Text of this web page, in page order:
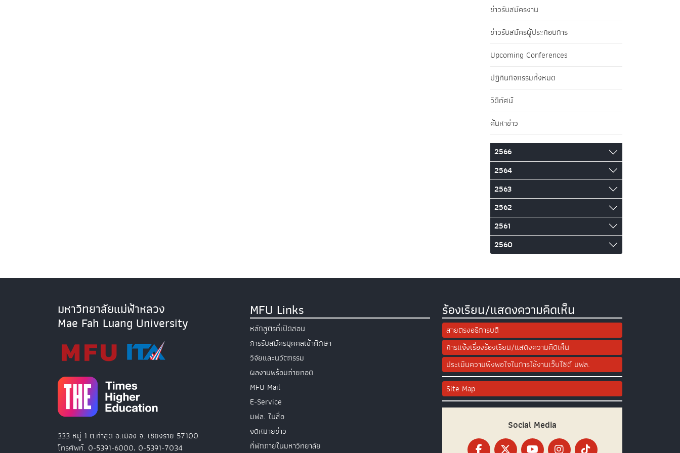
ข่าวรับสมัครงาน
ข่าวรับสมัครผู้ประกอบการ
Upcoming Conferences
ปฏิทินกิจกรรมทั้งหมด
วิดีทัศน์
ค้นหาข่าว
2566
2564
2563
2562
2561
2560
มหาวิทยาลัยแม่ฟ้าหลวง
Mae Fah Luang University
333 หมู่ 1 ต.ท่าสุด อ.เมือง จ. เชียงราย 57100
โทรศัพท์. 0-5391-6000, 0-5391-7034
MFU Links
หลักสูตรที่เปิดสอน
การรับสมัครบุคคลเข้าศึกษา
วิจัยและนวัตกรรม
ผลงานพร้อมถ่ายทอด
MFU Mail
E-Service
มฟล. ในสื่อ
จดหมายข่าว
ที่พักภายในมหาวิทยาลัย
ร้องเรียน/แสดงความคิดเห็น
สายตรงอธิการบดี
การแจ้งเรื่องร้องเรียน/แสดงความคิดเห็น
ประเมินความพึงพอใจในการใช้งานเว็บไซต์ มฟล.
Site Map
Social Media